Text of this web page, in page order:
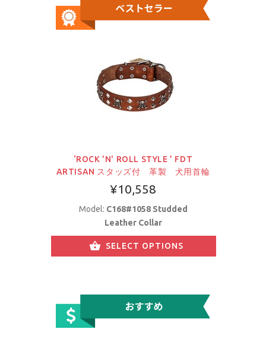
‘ROCK 'N' ROLL STYLE ’ FDT
ARTISAN スタッズ付 革製 犬用首輪
¥10,558
Model: C168#1058 Studded
Leather Collar
SELECT OPTIONS